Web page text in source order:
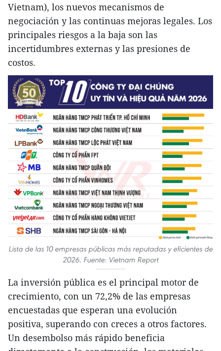
Vietnam), los nuevos mecanismos de
negociación y las continuas mejoras legales. Los
principales riesgos a la baja son las
incertidumbres externas y las presiones de
costos.
Lista de las 10 empresas públicas más reputadas y eficientes de
2026. Fuente: Vietnam Report
La inversión pública es el principal motor de
crecimiento, con un 72,2% de las empresas
encuestadas que esperan una evolución
positiva, superando con creces a otros factores.
Un desembolso más rápido beneficia